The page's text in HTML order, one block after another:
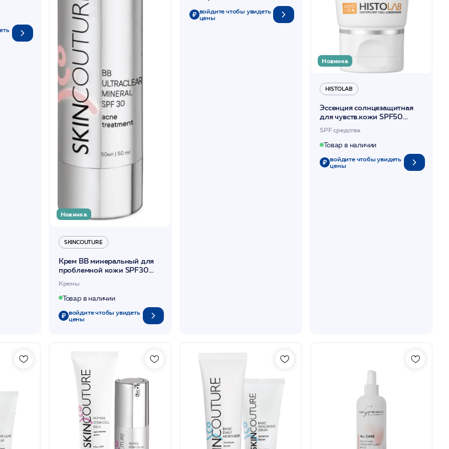
Новинка
SKINCOUTURE
Крем BB минеральный для
проблемной кожи SPF30
MINERAL SPF 30 50мл
/SKINCOUTURE
Кремы
Товар в наличии
войдите чтобы увидеть
цены
войдите чтобы увидеть
цены
Новинка
HISTOLAB
Эссенция солнцезащитная
для чувств.кожи SPF50
/Forever PlusSun Essence SPF
50+ 50мл /HISTOLAB*
SPF средства
Товар в наличии
войдите чтобы увидеть
цены